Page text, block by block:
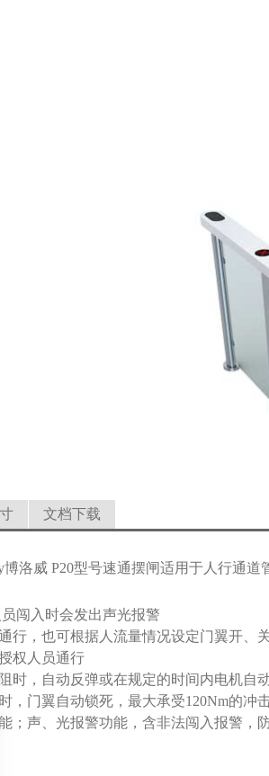
文档下载
博洛威 P20型号速通摆闸适用于人行通
闯入时会发出声光报警
行 ， 也可根据人流量情况设定门翼开、
权人员通行
时，自动反弹或在规定的时间内电机自
，门翼自动锁死，最大承受120Nm的冲
；声、光报警功能，含非法闯入报警，